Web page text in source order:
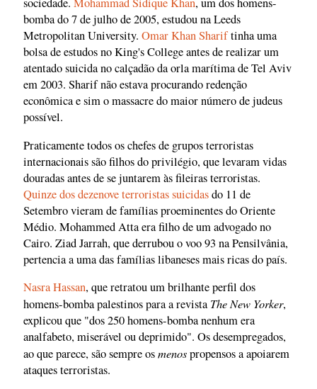
bomba do 7 de julho de 2005, estudou na Leeds
Metropolitan University. Omar Khan Shariftinha uma
bolsa de estudos no King's College antes de realizar um
atentado suicida no calçadão da orla marítima de Tel Aviv
em 2003. Sharif não estava procurando redenção
econômica e sim o massacre do maior número de judeus
possível.
Praticamente todos os chefes de grupos terroristas
internacionais são filhos do privilégio, que levaram vidas
douradas antes de se juntarem às fileiras terroristas.
Quinze dos dezenove terroristas suicidasdo 11 de
Setembro vieram de famílias proeminentes do Oriente
Médio. Mohammed Atta era filho de um advogado no
Cairo. Ziad Jarrah, que derrubou o voo 93 na Pensilvânia,
pertencia a uma das famílias libaneses mais ricas do país.
Nasra Hassan, que retratou um brilhante perfil dos
homens-bomba palestinos para a revista The New Yorker,
explicou que "dos 250 homens-bomba nenhum era
analfabeto, miserável ou deprimido". Os desempregados,
ao que parece, são sempre osmenospropensos a apoiarem
ataques terroristas.